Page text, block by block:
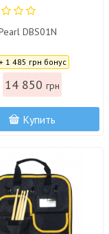
DBS01N
+ 1 485 грн бонус
14 850 грн
Купить